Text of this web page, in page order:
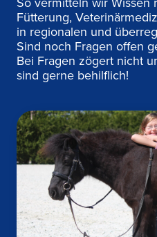
Fütterung,
in regionalen und
Sind noch Fragen offen
Bei Fragen zögert nicht
sind gerne behilflich!